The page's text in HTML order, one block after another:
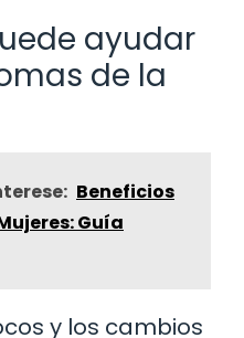
ayudar
de la
Beneficios
Guía
y los cambios